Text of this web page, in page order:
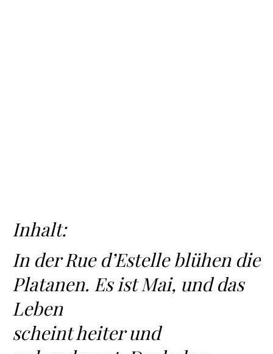
Inhalt:
In der Rue d’Estelle blühen die
Platanen. Es ist Mai, und das
Leben
scheint heiter und